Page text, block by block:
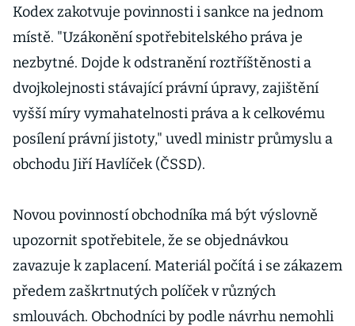
Kodex zakotvuje povinnosti i sankce na jednom
místě. "Uzákonění spotřebitelského práva je
nezbytné. Dojde k odstranění roztříštěnosti a
dvojkolejnosti stávající právní úpravy, zajištění
vyšší míry vymahatelnosti práva a k celkovému
posílení právní jistoty," uvedl ministr průmyslu a
obchodu Jiří Havlíček (ČSSD).
Novou povinností obchodníka má být výslovně
upozornit spotřebitele, že se objednávkou
zavazuje k zaplacení. Materiál počítá i se zákazem
předem zaškrtnutých políček v různých
smlouvách. Obchodníci by podle návrhu nemohli